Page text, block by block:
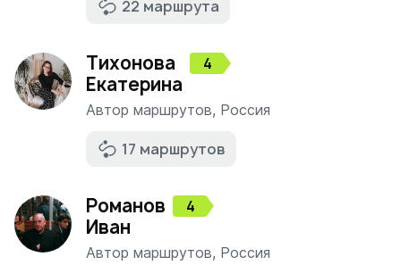
22 маршрута
Тихонова
Екатерина
4
Автор маршрутов, Россия
17 маршрутов
Романов
Иван
4
Автор маршрутов, Россия